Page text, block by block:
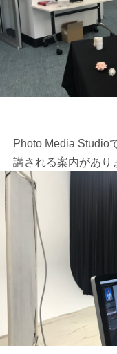
Photo Media Studio
講される案内があり